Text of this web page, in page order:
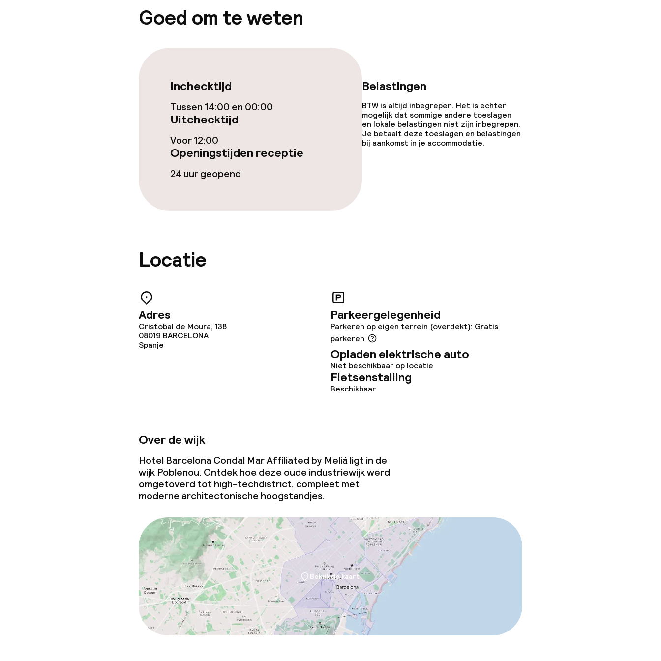
Zonneterras
Eet- en drinkgelegenheden
Restaurant
Eet- en drinkdiensten
Ontbijtbuffet
Lunch, vast menu
Schoonmaakvoorzieningen
Vergaderruimte
Beleid
Overal rookvrij
Goed om te weten
Inchecktijd
Tussen 14:00 en 00:00
Uitchecktijd
Voor 12:00
Openingstijden receptie
24 uur geopend
Belastingen
BTW is altijd inbegrepen. Het is echter
mogelijk dat sommige andere toeslagen
en lokale belastingen niet zijn inbegrepen.
Je betaalt deze toeslagen en belastingen
bij aankomst in je accommodatie.
Locatie
Adres
Cristobal de Moura, 138
08019 BARCELONA
Spanje
Parkeergelegenheid
Parkeren op eigen terrein (overdekt): Gratis
parkeren
Opladen elektrische auto
Niet beschikbaar op locatie
Fietsenstalling
Beschikbaar
Over de wijk
Hotel Barcelona Condal Mar Affiliated by Meliá ligt in de
wijk Poblenou. Ontdek hoe deze oude industriewijk werd
omgetoverd tot high-techdistrict, compleet met
moderne architectonische hoogstandjes.
Bekijk de kaart